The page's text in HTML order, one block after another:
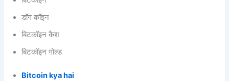
डॉग कॉइन
बिटकॉइन कैश
बिटकॉइन गोल्ड
Bitcoin kya hai